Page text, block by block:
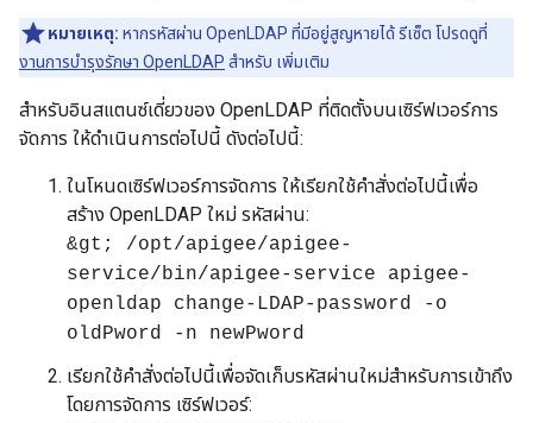
หมายเหตุ: หากรหัสผ่าน OpenLDAP ที่มีอยู่สูญหายได้ รีเซ็ต โปรดดูที่
งานการบำรุงรักษา OpenLDAP สำหรับ เพิ่มเติม
สำหรับอินสแตนซ์เดี่ยวของ OpenLDAP ที่ติดตั้งบนเซิร์ฟเวอร์การ
จัดการ ให้ดำเนินการต่อไปนี้ ดังต่อไปนี้:
ในโหนดเซิร์ฟเวอร์การจัดการ ให้เรียกใช้คำสั่งต่อไปนี้เพื่อ
สร้าง OpenLDAP ใหม่ รหัสผ่าน:
&gt; /opt/apigee/apigee-
service/bin/apigee-service apigee-
openldap change-LDAP-password -o
oldPword -n newPword
เรียกใช้คำสั่งต่อไปนี้เพื่อจัดเก็บรหัสผ่านใหม่สำหรับการเข้าถึง
โดยการจัดการ เซิร์ฟเวอร์: